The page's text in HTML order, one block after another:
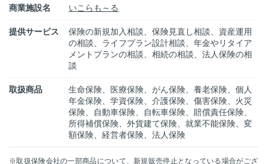
商業施設名 いこらも～る
提供サービス
保険の新規加入相談、保険見直し相談、資産運用
の相談、ライフプラン設計相談、年金やリタイア
メントプランの相談、相続の相談、法人保険の相
談
取扱商品
生命保険、医療保険、がん保険、養老保険、個人
年金保険、学資保険、介護保険、傷害保険、火災
保険、自動車保険、自転車保険、賠償責任保険、
所得補償保険、外貨建て保険、就業不能保険、変
額保険、経営者保険、法人保険
※取扱保険会社の一部商品について、新規販売停止となっている場合がござ